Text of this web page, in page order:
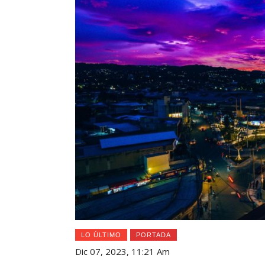
LO ÚLTIMO PORTADA
Dic 07, 2023, 11:21 Am